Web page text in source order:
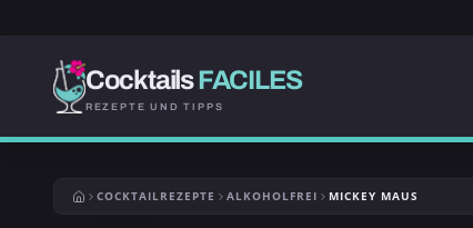
CocktailsFACILES
REZEPTE UND TIPPS
COCKTAILREZEPTE ALKOHOLFREI MICKEY MAUS